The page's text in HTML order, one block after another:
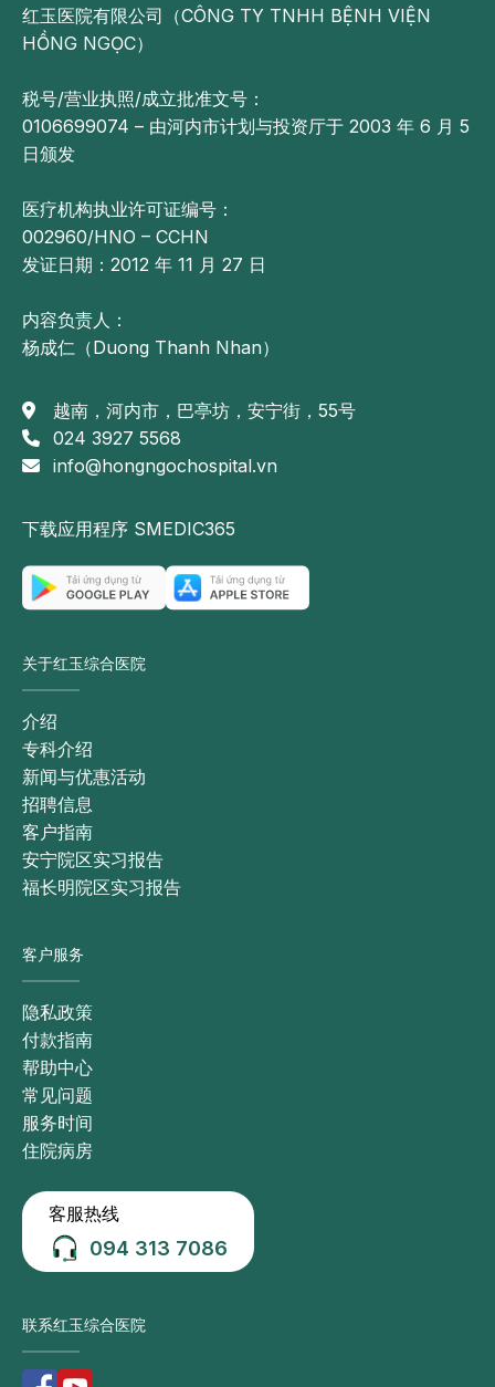
红玉医院有限公司（CÔNG TY TNHH BỆNH VIỆN
HỒNG NGỌC）
税号/营业执照/成立批准文号：
0106699074 – 由河内市计划与投资厅于 2003 年 6 月 5
日颁发
医疗机构执业许可证编号：
002960/HNO – CCHN
发证日期：2012 年 11 月 27 日
内容负责人：
杨成仁（Duong Thanh Nhan）
越南，河内市，巴亭坊，安宁街，55号
024 3927 5568
info@hongngochospital.vn
下载应用程序 SMEDIC365
关于红玉综合医院
介绍
专科介绍
新闻与优惠活动
招聘信息
客户指南
安宁院区实习报告
福长明院区实习报告
客户服务
隐私政策
付款指南
帮助中心
常见问题
服务时间
住院病房
客服热线
094 313 7086
联系红玉综合医院